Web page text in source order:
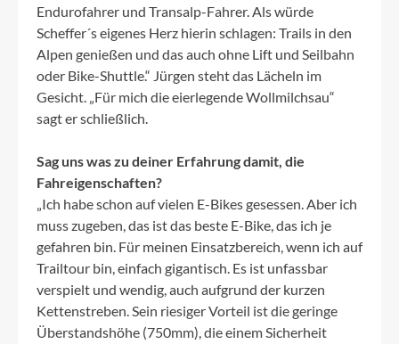
Endurofahrer und Transalp-Fahrer. Als würde
Scheffer´s eigenes Herz hierin schlagen: Trails in den
Alpen genießen und das auch ohne Lift und Seilbahn
oder Bike-Shuttle.“ Jürgen steht das Lächeln im
Gesicht. „Für mich die eierlegende Wollmilchsau“
sagt er schließlich.
Sag uns was zu deiner Erfahrung damit, die
Fahreigenschaften?
„Ich habe schon auf vielen E-Bikes gesessen. Aber ich
muss zugeben, das ist das beste E-Bike, das ich je
gefahren bin. Für meinen Einsatzbereich, wenn ich auf
Trailtour bin, einfach gigantisch. Es ist unfassbar
verspielt und wendig, auch aufgrund der kurzen
Kettenstreben. Sein riesiger Vorteil ist die geringe
Überstandshöhe (750mm), die einem Sicherheit